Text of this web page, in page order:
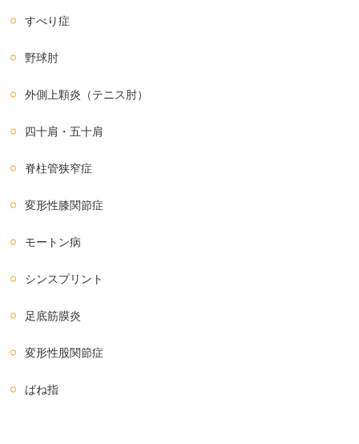
すべり症
野球肘
外側上顆炎（テニス肘）
四十肩・五十肩
脊柱管狭窄症
変形性膝関節症
モートン病
シンスプリント
足底筋膜炎
変形性股関節症
ばね指